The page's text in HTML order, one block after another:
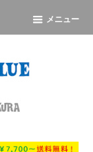
メニュー